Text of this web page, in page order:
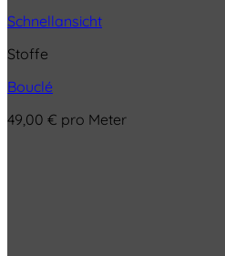
Schnellansicht
Stoffe
Bouclé
49,00 € pro Meter